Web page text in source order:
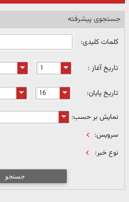
جستجوی پیشرفته
کلمات کلیدی:
تاریخ آغاز :
تاریخ پایان:
نمایش بر حسب:
سرویس:
نوع خبر:
جستجو